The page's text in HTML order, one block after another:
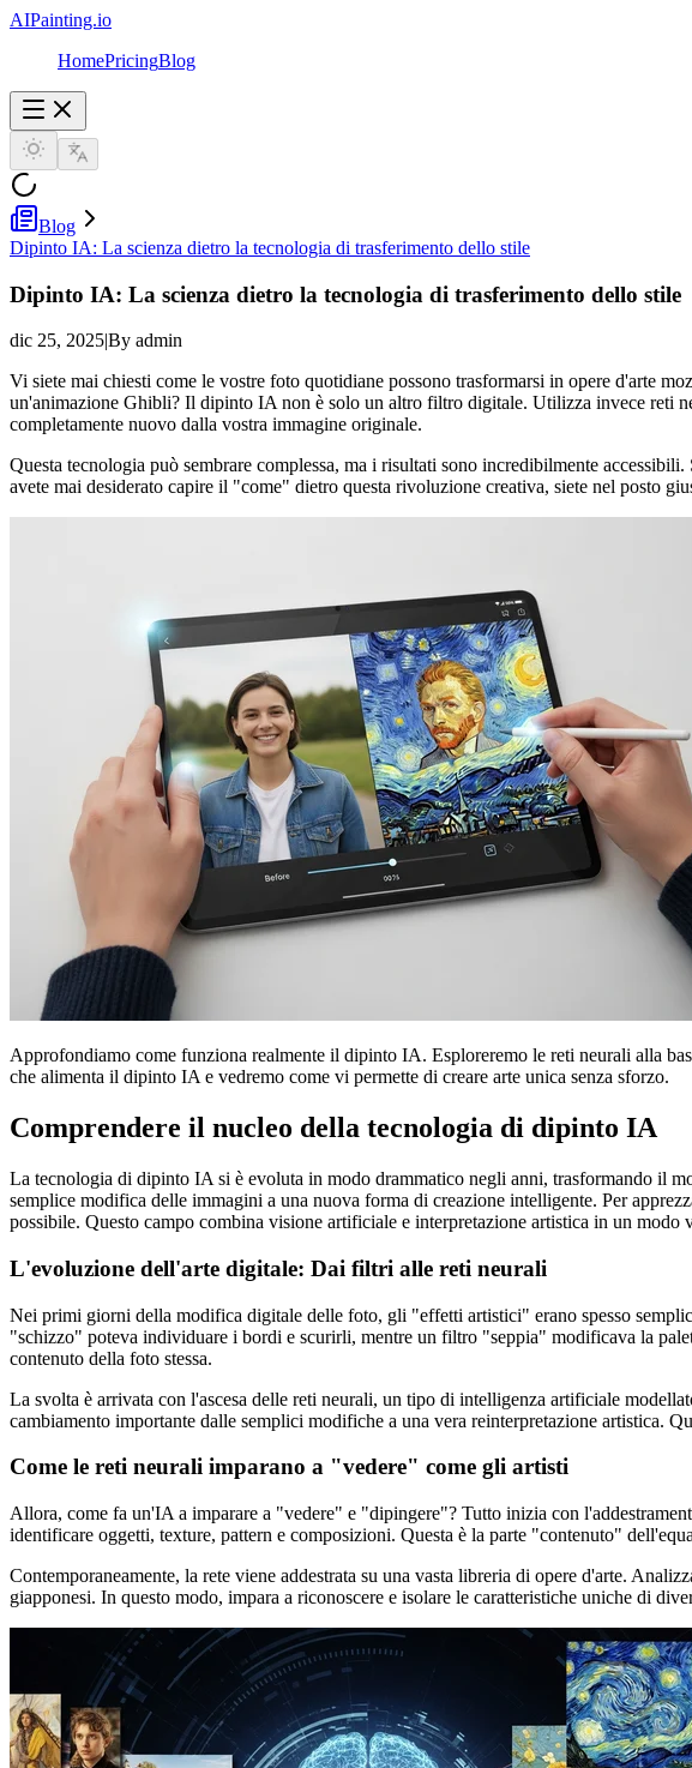
AIPainting.io
HomePricingBlog
Blog
Dipinto IA: La scienza dietro la tecnologia di trasferimento dello stile
Dipinto IA: La scienza dietro la tecnologia di trasferimento dello stile
dic 25, 2025|By admin
Vi siete mai chiesti come le vostre foto quotidiane possono trasformarsi in opere d'arte
un'animazione Ghibli? Il dipinto IA non è solo un altro filtro digitale. Utilizza invece reti
completamente nuovo dalla vostra immagine originale.
Questa tecnologia può sembrare complessa, ma i risultati sono incredibilmente accessibili.
avete mai desiderato capire il "come" dietro questa rivoluzione creativa, siete nel posto
Approfondiamo come funziona realmente il dipinto IA. Esploreremo le reti neurali alla
che alimenta il dipinto IA e vedremo come vi permette di creare arte unica senza sforzo.
Comprendere il nucleo della tecnologia di dipinto IA
La tecnologia di dipinto IA si è evoluta in modo drammatico negli anni, trasformando il
semplice modifica delle immagini a una nuova forma di creazione intelligente. Per
possibile. Questo campo combina visione artificiale e interpretazione artistica in un modo
L'evoluzione dell'arte digitale: Dai filtri alle reti neurali
Nei primi giorni della modifica digitale delle foto, gli "effetti artistici" erano spesso
"schizzo" poteva individuare i bordi e scurirli, mentre un filtro "seppia" modificava la
contenuto della foto stessa.
La svolta è arrivata con l'ascesa delle reti neurali, un tipo di intelligenza artificiale
cambiamento importante dalle semplici modifiche a una vera reinterpretazione artistica.
Come le reti neurali imparano a "vedere" come gli artisti
Allora, come fa un'IA a imparare a "vedere" e "dipingere"? Tutto inizia con
identificare oggetti, texture, pattern e composizioni. Questa è la parte "contenuto"
Contemporaneamente, la rete viene addestrata su una vasta libreria di opere d'arte.
giapponesi. In questo modo, impara a riconoscere e isolare le caratteristiche uniche di